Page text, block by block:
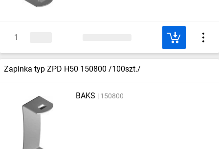
Zapinka typ ZPD H50 150800 /100szt./
BAKS 150800